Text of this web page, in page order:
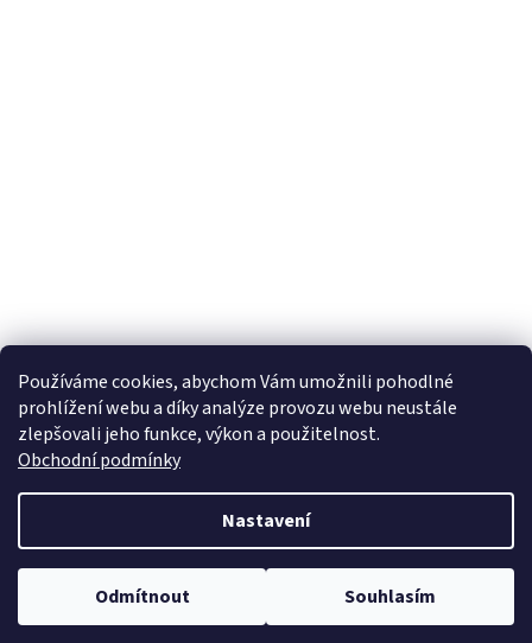
Používáme cookies, abychom Vám umožnili pohodlné
prohlížení webu a díky analýze provozu webu neustále
zlepšovali jeho funkce, výkon a použitelnost.
Obchodní podmínky
Nastavení
Odmítnout Souhlasím